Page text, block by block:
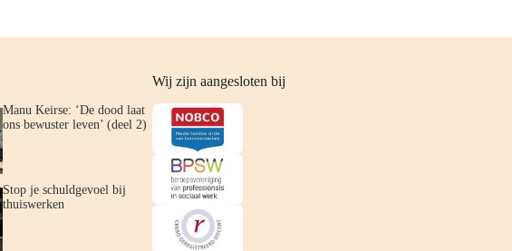
Manu Keirse: ‘De dood laat
ons bewuster leven’ (deel 2)
Stop je schuldgevoel bij
thuiswerken
Wij zijn aangesloten bij